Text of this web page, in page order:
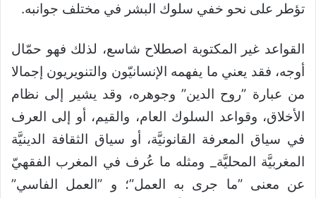
تؤطر على نحو خفي سلوك البشر في مختلف جوانبه.
القواعد غير المكتوبة اصطلاح شاسع، لذلك فهو حمّال
أوجه، فقد يعني ما يفهمه الإنسانيّون والتنويريون إجمالا
من عبارة ”روح الدين” وجوهره، وقد يشير إلى نظام
الأخلاق، وقواعد السلوك العام، والقيم، أو إلى العرف
في سياق المعرفة القانونيَّة، أو سياق الثقافة الدينيَّة
المغربيَّة المحليَّة_ ومثله ما عُرف في المغرب الفقهيّ
عن معنى ”ما جرى به العمل”؛ و ”العمل الفاسي”